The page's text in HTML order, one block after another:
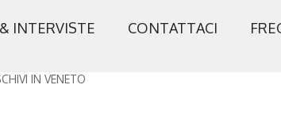
INTERVISTE CONTATTACI